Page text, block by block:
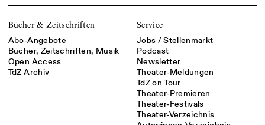
Bücher & Zeitschriften
Abo-Angebote
Bücher, Zeitschriften, Musik
Open Access
TdZ Archiv
Service
Jobs / Stellenmarkt
Podcast
Newsletter
Theater-Meldungen
TdZ on Tour
Theater-Premieren
Theater-Festivals
Theater-Verzeichnis